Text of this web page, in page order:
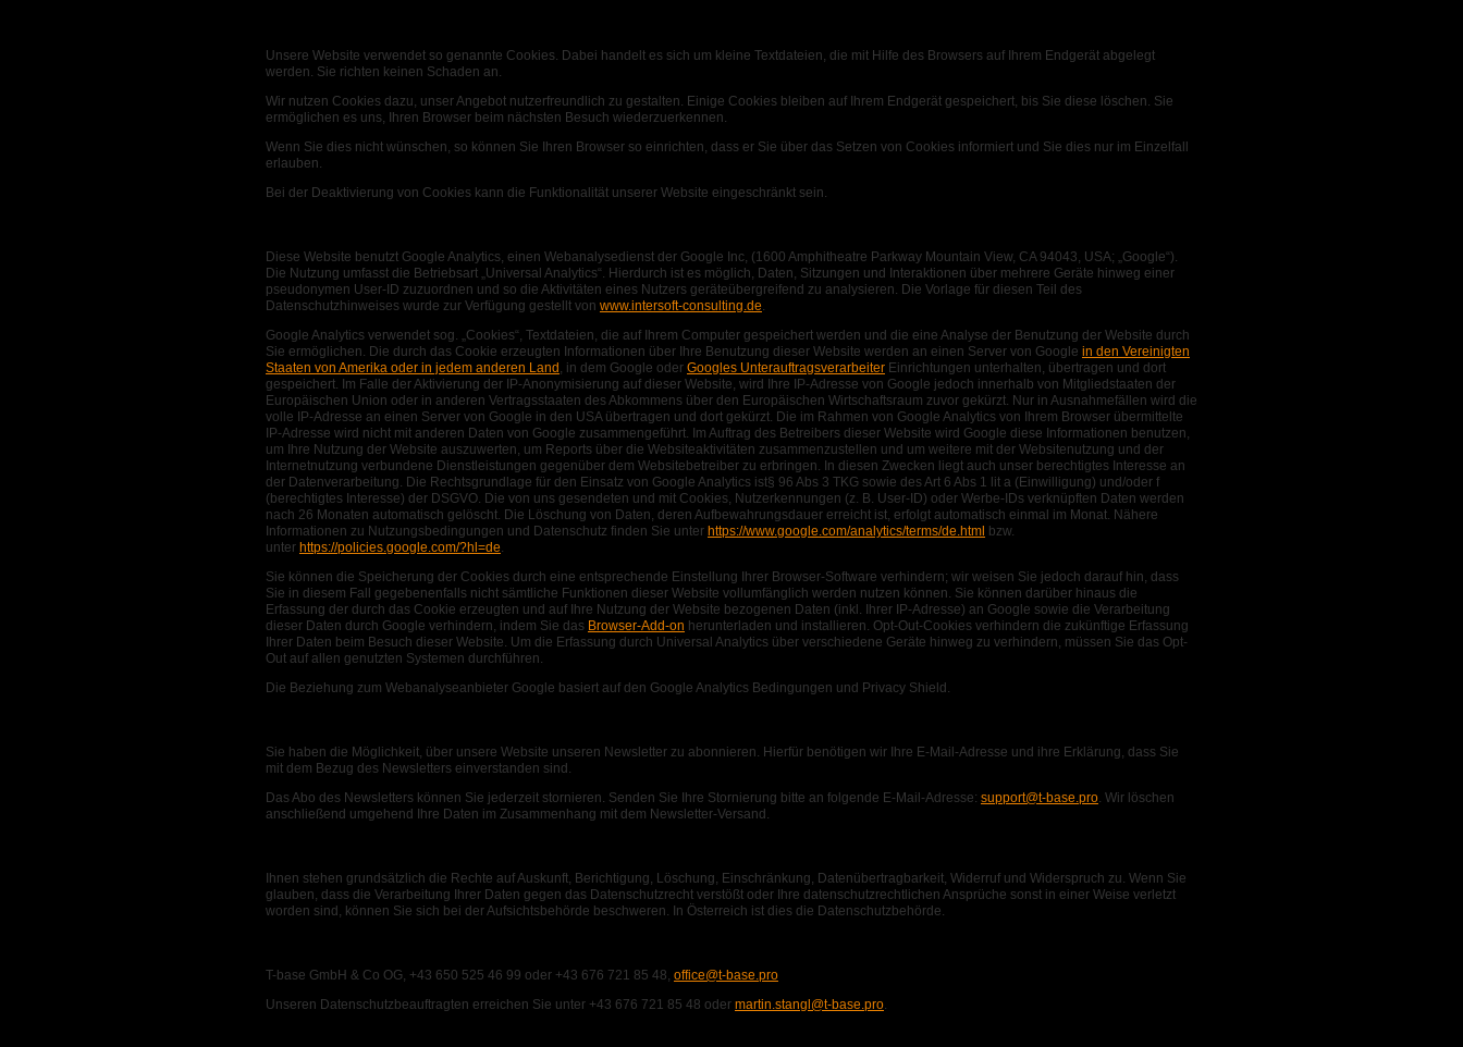
Unsere Website verwendet so genannte Cookies. Dabei handelt es sich um kleine Textdateien, die mit Hilfe des Browsers auf Ihrem Endgerät abgelegt
werden. Sie richten keinen Schaden an.
Wir nutzen Cookies dazu, unser Angebot nutzerfreundlich zu gestalten. Einige Cookies bleiben auf Ihrem Endgerät gespeichert, bis Sie diese löschen. Sie
ermöglichen es uns, Ihren Browser beim nächsten Besuch wiederzuerkennen.
Wenn Sie dies nicht wünschen, so können Sie Ihren Browser so einrichten, dass er Sie über das Setzen von Cookies informiert und Sie dies nur im Einzelfall
erlauben.
Bei der Deaktivierung von Cookies kann die Funktionalität unserer Website eingeschränkt sein.
Diese Website benutzt Google Analytics, einen Webanalysedienst der Google Inc, (1600 Amphitheatre Parkway Mountain View, CA 94043, USA; „Google“).
Die Nutzung umfasst die Betriebsart „Universal Analytics“. Hierdurch ist es möglich, Daten, Sitzungen und Interaktionen über mehrere Geräte hinweg einer
pseudonymen User-ID zuzuordnen und so die Aktivitäten eines Nutzers geräteübergreifend zu analysieren. Die Vorlage für diesen Teil des
Datenschutzhinweises wurde zur Verfügung gestellt von www.intersoft-consulting.de
Google Analytics verwendet sog. „Cookies“, Textdateien, die auf Ihrem Computer gespeichert werden und die eine Analyse der Benutzung der Website durch
Sie ermöglichen. Die durch das Cookie erzeugten Informationen über Ihre Benutzung dieser Website werden an einen Server von Google in den Vereinigten
Staaten von Amerika oder in jedem anderen Land , in dem Google oder Googles Unterauftragsverarbeiter Einrichtungen unterhalten, übertragen und dort
gespeichert. Im Falle der Aktivierung der IP-Anonymisierung auf dieser Website, wird Ihre IP-Adresse von Google jedoch innerhalb von Mitgliedstaaten der
Europäischen Union oder in anderen Vertragsstaaten des Abkommens über den Europäischen Wirtschaftsraum zuvor gekürzt. Nur in Ausnahmefällen wird die
volle IP-Adresse an einen Server von Google in den USA übertragen und dort gekürzt. Die im Rahmen von Google Analytics von Ihrem Browser übermittelte
IP-Adresse wird nicht mit anderen Daten von Google zusammengeführt. Im Auftrag des Betreibers dieser Website wird Google diese Informationen benutzen,
um Ihre Nutzung der Website auszuwerten, um Reports über die Websiteaktivitäten zusammenzustellen und um weitere mit der Websitenutzung und der
Internetnutzung verbundene Dienstleistungen gegenüber dem Websitebetreiber zu erbringen. In diesen Zwecken liegt auch unser berechtigtes Interesse an
der Datenverarbeitung. Die Rechtsgrundlage für den Einsatz von Google Analytics ist§ 96 Abs 3 TKG sowie des Art 6 Abs 1 lit a (Einwilligung) und/oder f
(berechtigtes Interesse) der DSGVO. Die von uns gesendeten und mit Cookies, Nutzerkennungen (z. B. User-ID) oder Werbe-IDs verknüpften Daten werden
nach 26 Monaten automatisch gelöscht. Die Löschung von Daten, deren Aufbewahrungsdauer erreicht ist, erfolgt automatisch einmal im Monat. Nähere
Informationen zu Nutzungsbedingungen und Datenschutz finden Sie unter https://www.google.com/analytics/terms/de.html bzw.
unter https://policies.google.com/?hl=de
Sie können die Speicherung der Cookies durch eine entsprechende Einstellung Ihrer Browser-Software verhindern; wir weisen Sie jedoch darauf hin, dass
Sie in diesem Fall gegebenenfalls nicht sämtliche Funktionen dieser Website vollumfänglich werden nutzen können. Sie können darüber hinaus die
Erfassung der durch das Cookie erzeugten und auf Ihre Nutzung der Website bezogenen Daten (inkl. Ihrer IP-Adresse) an Google sowie die Verarbeitung
dieser Daten durch Google verhindern, indem Sie das Browser-Add-on herunterladen und installieren. Opt-Out-Cookies verhindern die zukünftige Erfassung
Ihrer Daten beim Besuch dieser Website. Um die Erfassung durch Universal Analytics über verschiedene Geräte hinweg zu verhindern, müssen Sie das Opt-
Out auf allen genutzten Systemen durchführen.
Die Beziehung zum Webanalyseanbieter Google basiert auf den Google Analytics Bedingungen und Privacy Shield.
Sie haben die Möglichkeit, über unsere Website unseren Newsletter zu abonnieren. Hierfür benötigen wir Ihre E-Mail-Adresse und ihre Erklärung, dass Sie
mit dem Bezug des Newsletters einverstanden sind.
Das Abo des Newsletters können Sie jederzeit stornieren. Senden Sie Ihre Stornierung bitte an folgende E-Mail-Adresse: support@t-base.pro . Wir löschen
anschließend umgehend Ihre Daten im Zusammenhang mit dem Newsletter-Versand.
Ihnen stehen grundsätzlich die Rechte auf Auskunft, Berichtigung, Löschung, Einschränkung, Datenübertragbarkeit, Widerruf und Widerspruch zu. Wenn Sie
glauben, dass die Verarbeitung Ihrer Daten gegen das Datenschutzrecht verstößt oder Ihre datenschutzrechtlichen Ansprüche sonst in einer Weise verletzt
worden sind, können Sie sich bei der Aufsichtsbehörde beschweren. In Österreich ist dies die Datenschutzbehörde.
T-base GmbH & Co OG, +43 650 525 46 99 oder +43 676 721 85 48, office@t-base.pro
Unseren Datenschutzbeauftragten erreichen Sie unter +43 676 721 85 48 oder martin.stangl@t-base.pro